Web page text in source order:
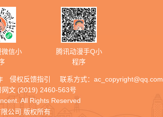
微信小
腾讯动漫手Q小
程序
侵权反馈指引 联系方式： ac_copyright@qq.com
网文 (2019) 2460-563号
All Rights Reserved
公司 版权所有